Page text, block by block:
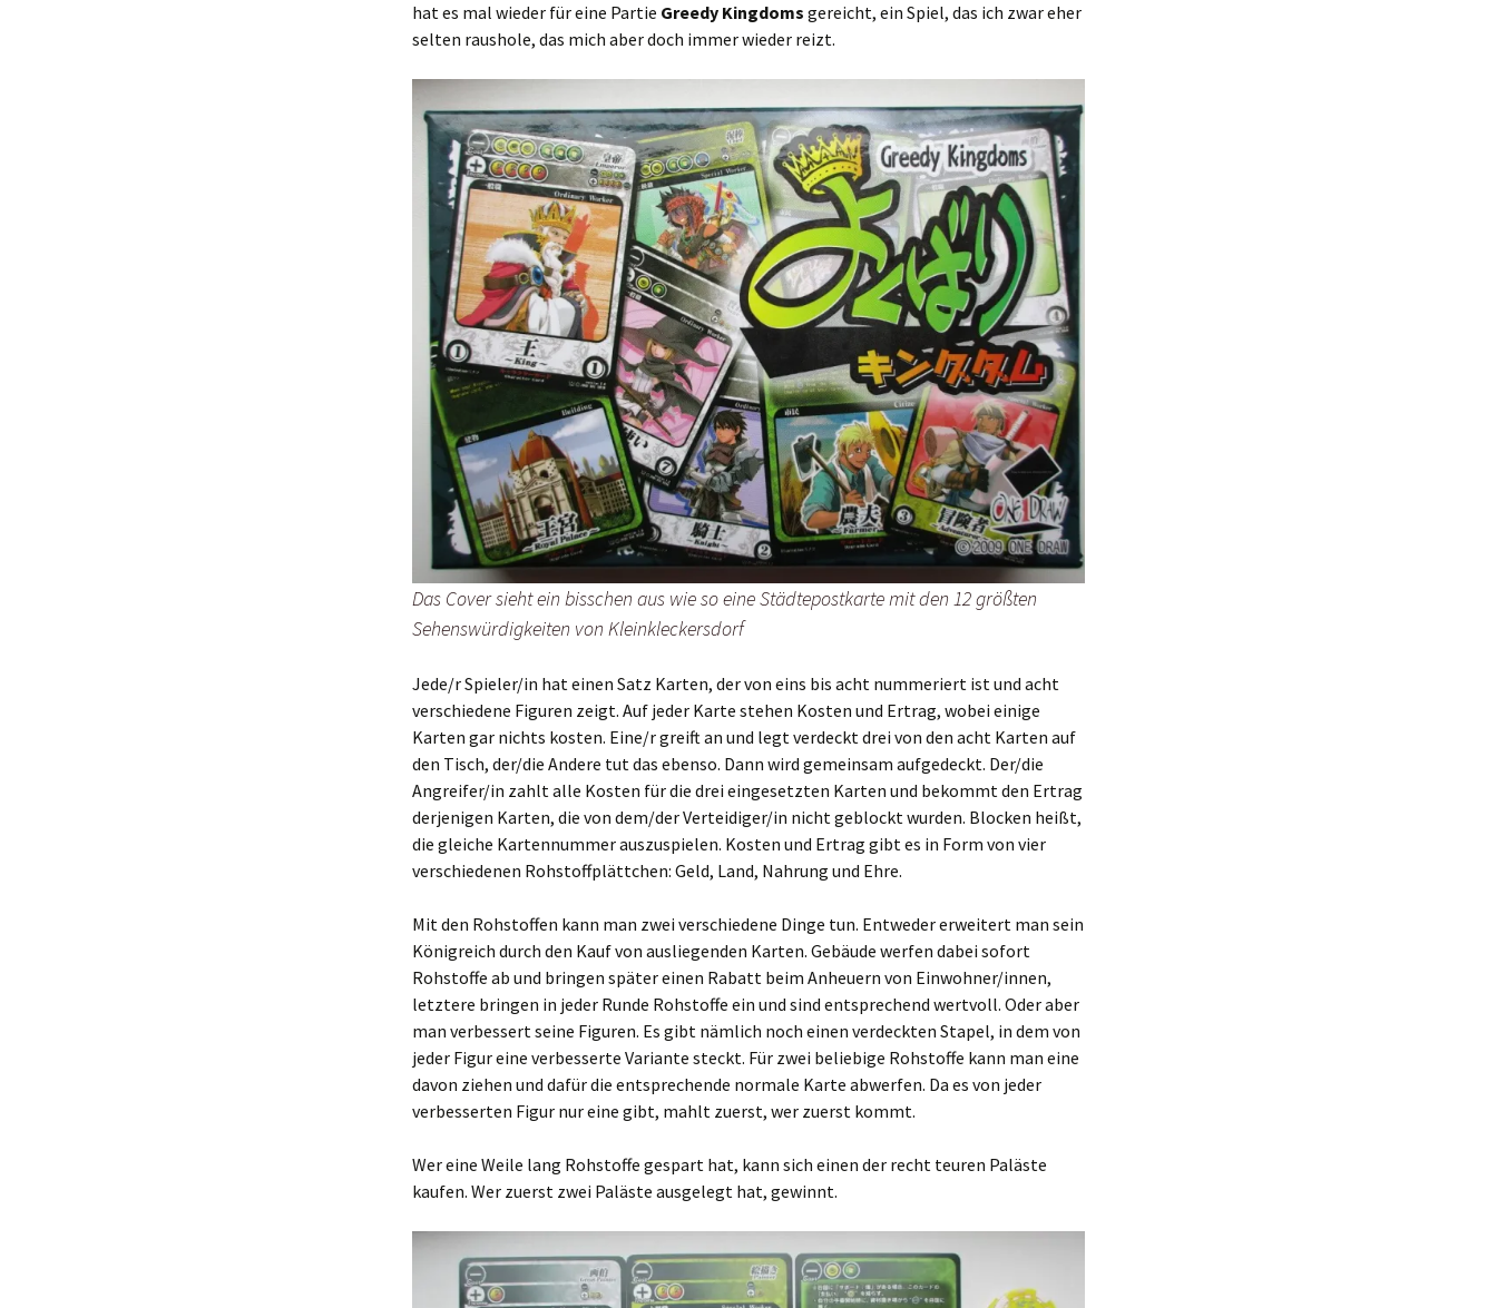
Verlagsliste Guatemala
Verlagsliste Mexiko
Verlagsliste Peru
Verlagsliste Uruguay
Verlagsliste Venezuela
Unmöglich!?/Débrouille-
toi!
Unveröffentlichte Spiele
hat es mal wieder für eine Partie Greedy Kingdoms gereicht, ein Spiel, das ich zwar eher
selten raushole, das mich aber doch immer wieder reizt.
Das Cover sieht ein bisschen aus wie so eine Städtepostkarte mit den 12 größten
Sehenswürdigkeiten von Kleinkleckersdorf
Jede/r Spieler/in hat einen Satz Karten, der von eins bis acht nummeriert ist und acht
verschiedene Figuren zeigt. Auf jeder Karte stehen Kosten und Ertrag, wobei einige
Karten gar nichts kosten. Eine/r greift an und legt verdeckt drei von den acht Karten auf
den Tisch, der/die Andere tut das ebenso. Dann wird gemeinsam aufgedeckt. Der/die
Angreifer/in zahlt alle Kosten für die drei eingesetzten Karten und bekommt den Ertrag
derjenigen Karten, die von dem/der Verteidiger/in nicht geblockt wurden. Blocken heißt,
die gleiche Kartennummer auszuspielen. Kosten und Ertrag gibt es in Form von vier
verschiedenen Rohstoffplättchen: Geld, Land, Nahrung und Ehre.
Mit den Rohstoffen kann man zwei verschiedene Dinge tun. Entweder erweitert man sein
Königreich durch den Kauf von ausliegenden Karten. Gebäude werfen dabei sofort
Rohstoffe ab und bringen später einen Rabatt beim Anheuern von Einwohner/innen,
letztere bringen in jeder Runde Rohstoffe ein und sind entsprechend wertvoll. Oder aber
man verbessert seine Figuren. Es gibt nämlich noch einen verdeckten Stapel, in dem von
jeder Figur eine verbesserte Variante steckt. Für zwei beliebige Rohstoffe kann man eine
davon ziehen und dafür die entsprechende normale Karte abwerfen. Da es von jeder
verbesserten Figur nur eine gibt, mahlt zuerst, wer zuerst kommt.
Wer eine Weile lang Rohstoffe gespart hat, kann sich einen der recht teuren Paläste
kaufen. Wer zuerst zwei Paläste ausgelegt hat, gewinnt.